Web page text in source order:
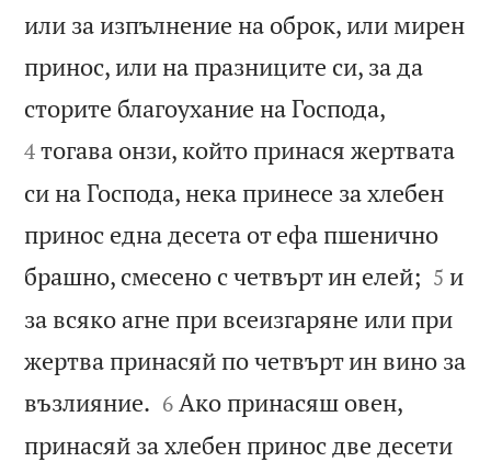
или за изпълнение на оброк, или мирен
принос, или на празниците си, за да
сторите благоухание на Господа,
4 тогава онзи, който принася жертвата
си на Господа, нека принесе за хлебен
принос една десета от ефа пшенично
брашно, смесено с четвърт ин елей; 

5 и
за всяко агне при всеизгаряне или при
жертва принасяй по четвърт ин вино за
възлияние. 

6 Ако принасяш овен,
принасяй за хлебен принос две десети